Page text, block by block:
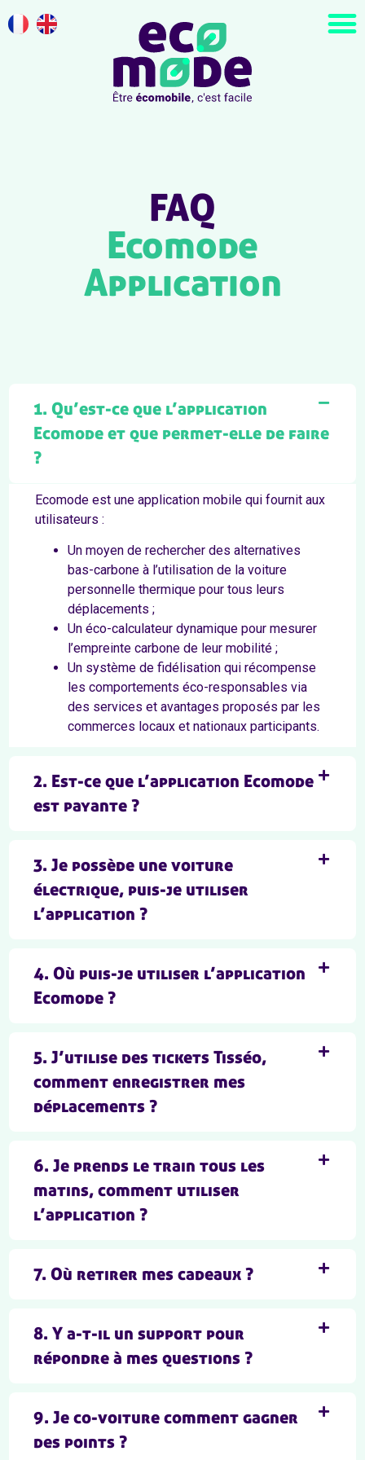
FAQ
Ecomode
Application
1. Qu’est-ce que l’application
Ecomode et que permet-elle de faire
?
Ecomode est une application mobile qui fournit aux
utilisateurs :
Un moyen de rechercher des alternatives
bas-carbone à l’utilisation de la voiture
personnelle thermique pour tous leurs
déplacements ;
Un éco-calculateur dynamique pour mesurer
l’empreinte carbone de leur mobilité ;
Un système de fidélisation qui récompense
les comportements éco-responsables via
des services et avantages proposés par les
commerces locaux et nationaux participants.
2. Est-ce que l’application Ecomode
est payante ?
3. Je possède une voiture
électrique, puis-je utiliser
l’application ?
4. Où puis-je utiliser l’application
Ecomode ?
5. J’utilise des tickets Tisséo,
comment enregistrer mes
déplacements ?
6. Je prends le train tous les
matins, comment utiliser
l’application ?
7. Où retirer mes cadeaux ?
8. Y a-t-il un support pour
répondre à mes questions ?
9. Je co-voiture comment gagner
des points ?